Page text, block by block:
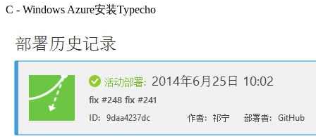
C - Windows Azure安装Typecho